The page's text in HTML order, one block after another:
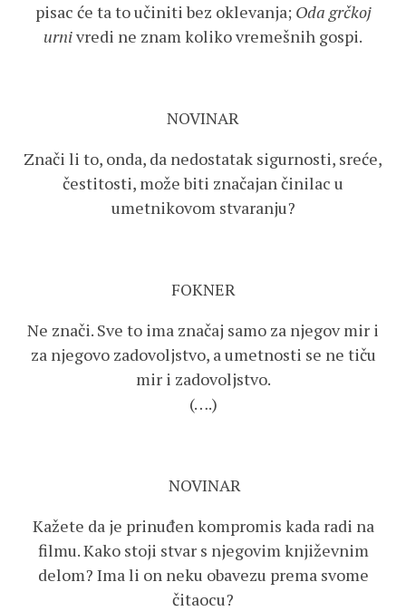
pisac će ta to učiniti bez oklevanja; Oda grčkoj
urnivredi ne znam koliko vremešnih gospi.
NOVINAR
Znači li to, onda, da nedostatak sigurnosti, sreće,
čestitosti, može biti značajan činilac u
umetnikovom stvaranju?
FOKNER
Ne znači. Sve to ima značaj samo za njegov mir i
za njegovo zadovoljstvo, a umetnosti se ne tiču
mir i zadovoljstvo.
(….)
NOVINAR
Kažete da je prinuđen kompromis kada radi na
filmu. Kako stoji stvar s njegovim književnim
delom? Ima li on neku obavezu prema svome
čitaocu?